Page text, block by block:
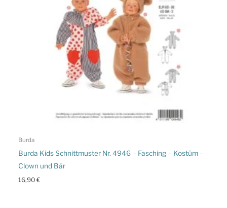
Burda
Burda Kids Schnittmuster Nr. 4946 – Fasching – Kostüm –
Clown und Bär
16,90€